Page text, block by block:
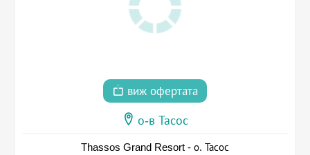
виж офертата
о-в Тасос
Thassos Grand Resort - о. Тасос